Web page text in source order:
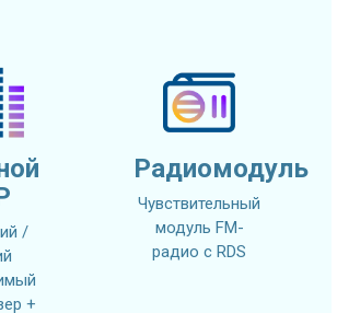
/
+
Радиомодуль
Чувствительный
модуль FM-
радио с RDS